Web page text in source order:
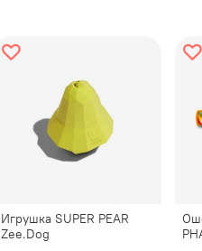
Игрушка SUPER PEAR
Zee.Dog